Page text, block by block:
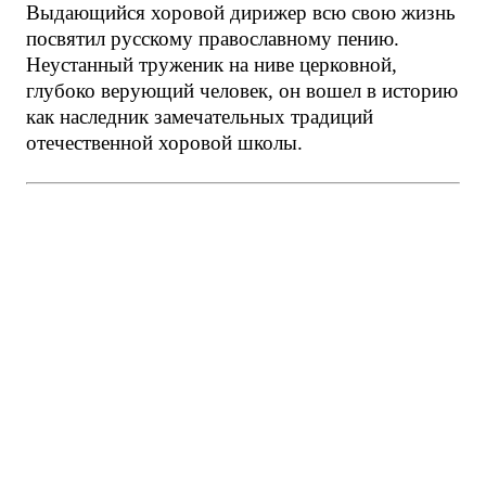
Выдающийся хоровой дирижер всю свою жизнь
посвятил русскому православному пению.
Неустанный труженик на ниве церковной,
глубоко верующий человек, он вошел в историю
как наследник замечательных традиций
отечественной хоровой школы.